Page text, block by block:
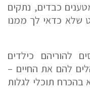
כבדים, נתקים
שלא כדאי לך ממנו
להוריהם כילדים
להם את החיים –
תוכלי לגלות